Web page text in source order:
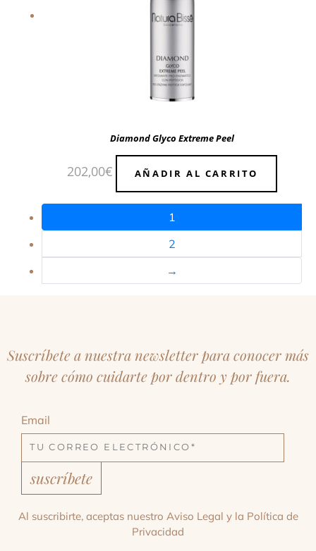
Diamond Glyco Extreme Peel
202,00€ AÑADIR AL CARRITO
1
2
→
Suscríbete a nuestra newsletter para conocer más
sobre cómo cuidarte por dentro y por fuera.
Email
suscríbete
Al suscribirte, aceptas nuestro Aviso Legal y la Política de
Privacidad